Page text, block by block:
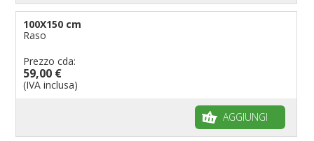
100X150 cm
Raso
Prezzo cda:
59,00 €
(IVA inclusa)
AGGIUNGI